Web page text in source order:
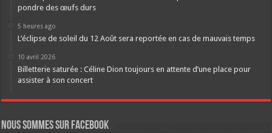
pondre des œufs durs
5 heures ago
L’éclipse de soleil du 12 Août sera reportée en cas de mauvais temps
10 avril 2026
Billetterie saturée : Céline Dion toujours en attente d’une place pour
assister à son concert
Nous sommes sur FaceBook